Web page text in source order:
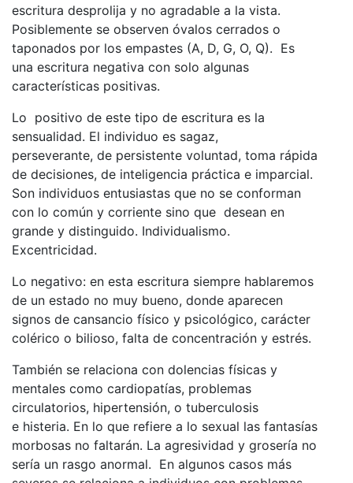
escritura desprolija y no agradable a la vista.
Posiblemente se observen óvalos cerrados o
taponados por los empastes (A, D, G, O, Q). Es
una escritura negativa con solo algunas
características positivas.
Lo positivo de este tipo de escritura es la
sensualidad. El individuo es sagaz,
perseverante, de persistente voluntad, toma rápida
de decisiones, de inteligencia práctica e imparcial.
Son individuos entusiastas que no se conforman
con lo común y corriente sino que desean en
grande y distinguido. Individualismo.
Excentricidad.
Lo negativo: en esta escritura siempre hablaremos
de un estado no muy bueno, donde aparecen
signos de cansancio físico y psicológico, carácter
colérico o bilioso, falta de concentración y estrés.
También se relaciona con dolencias físicas y
mentales como cardiopatías, problemas
circulatorios, hipertensión, o tuberculosis
e histeria. En lo que refiere a lo sexual las fantasías
morbosas no faltarán. La agresividad y grosería no
sería un rasgo anormal. En algunos casos más